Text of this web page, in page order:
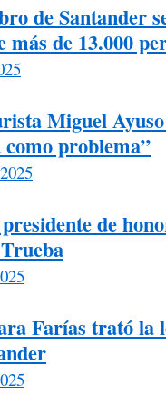
de Santander
de 13.000
Miguel
problema”
de
Farías trató la